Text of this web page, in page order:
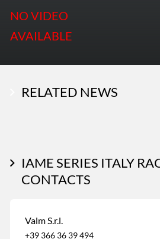
NO VIDEO
AVAILABLE
RELATED NEWS
IAME SERIES ITALY
CONTACTS
Valm S.r.l.
+39 366 36 39 494